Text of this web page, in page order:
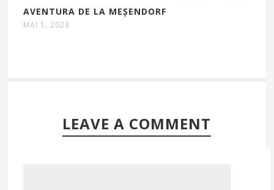
AVENTURA DE LA MEȘENDORF
MAI 1, 2023
LEAVE A COMMENT